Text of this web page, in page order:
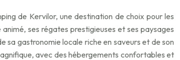
de Kervilor, une destination de choix pour les
ses régates prestigieuses et ses paysages
gastronomie locale riche en saveurs et de son
avec des hébergements confortables et